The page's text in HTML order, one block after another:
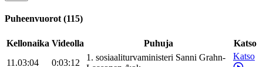
Puheenvuorot (115)
Kellonaika Videolla Puhuja
Katso
11.03:04
0:03:12
1. sosiaaliturvaministeri Sanni Grahn-
Katso